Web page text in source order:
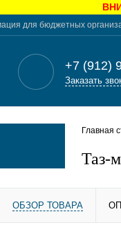
для бюджетных
+7 (912)
Заказать
Главная
Таз-
ОБЗОР ТОВАРА